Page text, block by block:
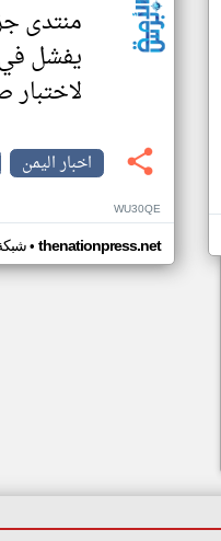
منتدى
يفشل
اخبار اليمن
WU30QE
• thenationpress.net